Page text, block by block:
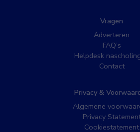
Vragen
Adverteren
FAQ’s
Helpdesk
Contact
Privacy &
Algemene
Privacy
Cookiestatement